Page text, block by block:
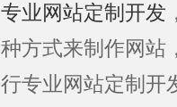
专业网站定制开发
种方式来制作网站
行专业网站定制开